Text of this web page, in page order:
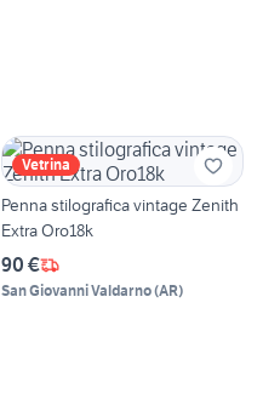
Vetrina
Penna stilografica vintage Zenith
Extra Oro18k
90 €
San Giovanni Valdarno(AR)